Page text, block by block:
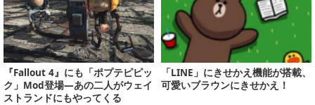
『Fallout 4』にも「ポプテピピッ
ク」Mod登場―あの二人がウェイ
ストランドにもやってくる
「LINE」にきせかえ機能が搭載、
可愛いブラウンにきせかえ！